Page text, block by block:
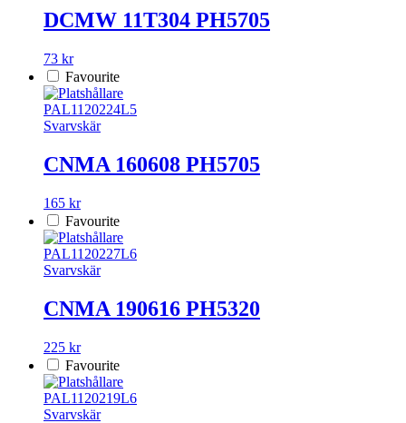
DCMW 11T304 PH5705
73 kr
Favourite
PAL1120224L5
Svarvskär
CNMA 160608 PH5705
165 kr
Favourite
PAL1120227L6
Svarvskär
CNMA 190616 PH5320
225 kr
Favourite
PAL1120219L6
Svarvskär